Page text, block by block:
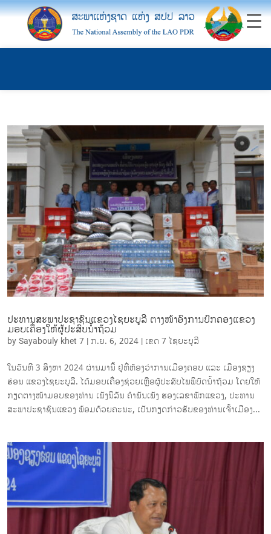
ປະທານສະພາປະຊາຊົນແຂວງໄຊຍະບູລີ ຕາງໜ້າອົງການປົກຄອງແຂວງ
ມອບເຄື່ອງໃຫ້ຜູ້ປະສົບນໍ້າຖ້ວມ
by Sayabouly khet 7 | ກ.ຍ. 6, 2024 | ເຂດ 7 ໄຊ​ຍະບູລີ
ໃນວັນທີ 3 ສິງຫາ 2024 ຜ່ານມານີ້ ຢູ່ທີ່ຫ້ອງວ່າການເມືອງຄອບ ແລະ ເມືອງຊຽງ
ຮ່ອນ ແຂວງໄຊຍະບູລີ. ໄດ້ມອບເຄື່ອງຊ່ວຍເຫຼືອຜູ້ປະສົບໄພພິບັດນໍ້າຖ້ວມ ໂດຍໃຫ້
ກຽດຕາງໜ້າມອບຂອງທ່ານ ເພັງນິລັນ ຄໍາພັນເພັງ ຮອງເລຂາພັກແຂວງ, ປະທານ
ສະພາປະຊາຊົນແຂວງ ພ້ອມດ້ວຍຄະນະ, ເປັນກຽດກ່າວຮັບຂອງທ່ານເຈົ້າເມືອງ...